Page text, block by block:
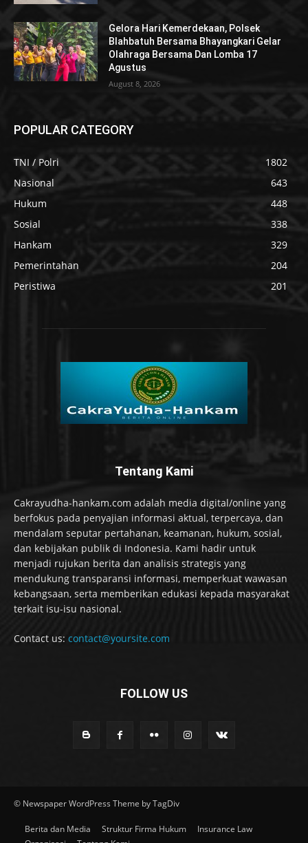
Gelora Hari Kemerdekaan, Polsek
Blahbatuh Bersama Bhayangkari Gelar
Olahraga Bersama Dan Lomba 17
Agustus
August 8, 2026
POPULAR CATEGORY
TNI / Polri
1802
Nasional
643
Hukum
448
Sosial
338
Hankam
329
Pemerintahan
204
Peristiwa
201
Tentang Kami
Cakrayudha-hankam.com adalah media digital/online yang
berfokus pada penyajian informasi aktual, terpercaya, dan
mendalam seputar pertahanan, keamanan, hukum, sosial,
dan kebijakan publik di Indonesia. Kami hadir untuk
menjadi rujukan berita dan analisis strategis yang
mendukung transparansi informasi, memperkuat wawasan
kebangsaan, serta memberikan edukasi kepada masyarakat
terkait isu-isu nasional.
Contact us: contact@yoursite.com
FOLLOW US
© Newspaper WordPress Theme by TagDiv
Berita dan Media Struktur Firma Hukum
Insurance Law